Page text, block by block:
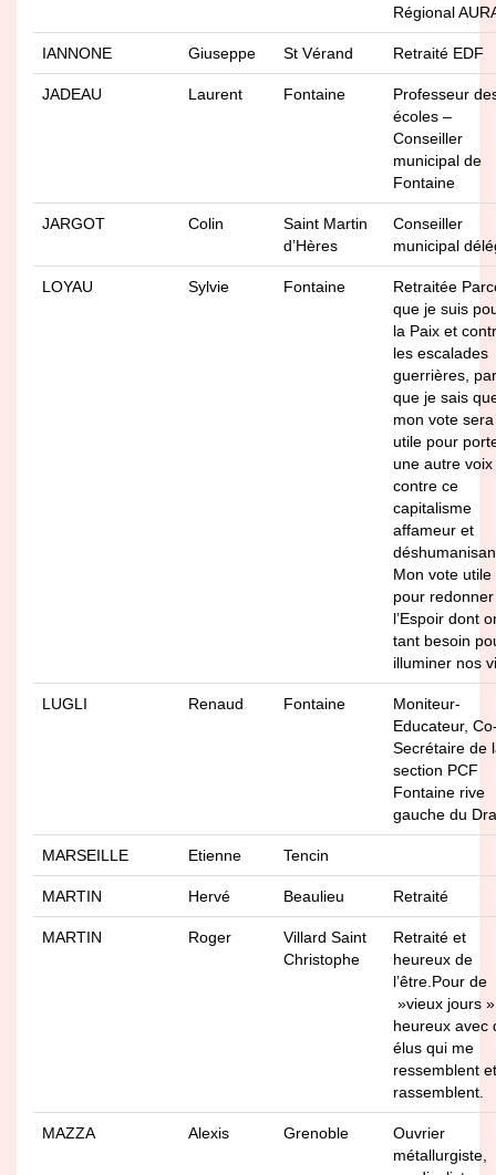
Régional
IANNONE Giuseppe St Vérand Retraité EDF
JADEAU Laurent Fontaine
Professeur
écoles –
Conseiller
municipal de
Fontaine
JARGOT Colin
Saint Martin
d’Hères
Conseiller
municipal
LOYAU Sylvie Fontaine
Retraitée
que je suis
la Paix et
les escalades
guerrières,
que je sais
mon vote sera
utile pour
une autre voix
contre ce
capitalisme
affameur et
Mon vote utile
pour redonner
l’Espoir dont
tant besoin
illuminer nos
LUGLI Renaud Fontaine
Moniteur-
Educateur,
Secrétaire de
section PCF
Fontaine rive
gauche du
MARSEILLE Etienne Tencin
MARTIN Hervé Beaulieu Retraité
MARTIN Roger
Villard Saint
Christophe
Retraité et
heureux de
l’être.Pour de
»vieux jours »
heureux avec
élus qui me
ressemblent et
rassemblent.
MAZZA Alexis Grenoble
Ouvrier
métallurgiste,